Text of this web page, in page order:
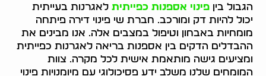
הגבול ביןפינוי אספנות כפייתית לאגרנות בעייתית
יכול להיות דק ומורכב. חברת שי פינוי דירה פיתחה
מומחיות באבחון וטיפול במצבים אלה. אנו מבינים את
ההבדלים הדקים בין אספנות בריאה לאגרנות כפייתית
ומציעים גישה מותאמת אישית לכל מקרה. צוות
המומחים שלנו משלב ידע פסיכולוגי עם מיומנויות פינוי